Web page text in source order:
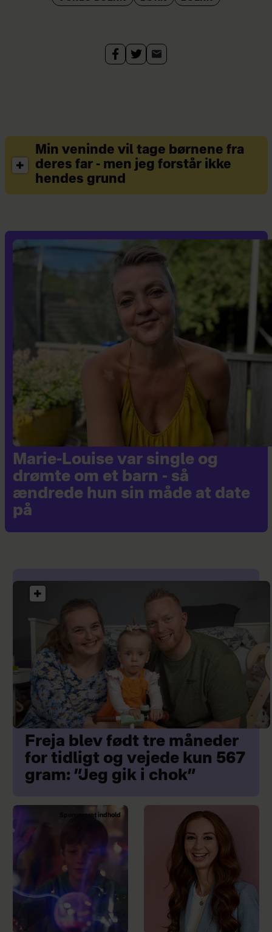
Min veninde vil tage børnene fra
deres far - men jeg forstår ikke
hendes grund
Marie-Louise var single og
drømte om et barn - så
ændrede hun sin måde at date
på
Freja blev født tre måneder
for tidligt og vejede kun 567
gram: ”Jeg gik i chok”
Sponsoreret indhold